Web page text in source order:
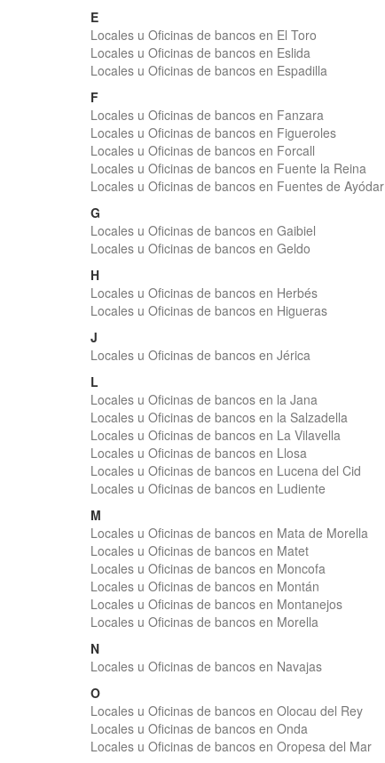
E
Locales u Oficinas de bancos en El Toro
Locales u Oficinas de bancos en Eslida
Locales u Oficinas de bancos en Espadilla
F
Locales u Oficinas de bancos en Fanzara
Locales u Oficinas de bancos en Figueroles
Locales u Oficinas de bancos en Forcall
Locales u Oficinas de bancos en Fuente la Reina
Locales u Oficinas de bancos en Fuentes de Ayódar
G
Locales u Oficinas de bancos en Gaibiel
Locales u Oficinas de bancos en Geldo
H
Locales u Oficinas de bancos en Herbés
Locales u Oficinas de bancos en Higueras
J
Locales u Oficinas de bancos en Jérica
L
Locales u Oficinas de bancos en la Jana
Locales u Oficinas de bancos en la Salzadella
Locales u Oficinas de bancos en La Vilavella
Locales u Oficinas de bancos en Llosa
Locales u Oficinas de bancos en Lucena del Cid
Locales u Oficinas de bancos en Ludiente
M
Locales u Oficinas de bancos en Mata de Morella
Locales u Oficinas de bancos en Matet
Locales u Oficinas de bancos en Moncofa
Locales u Oficinas de bancos en Montán
Locales u Oficinas de bancos en Montanejos
Locales u Oficinas de bancos en Morella
N
Locales u Oficinas de bancos en Navajas
O
Locales u Oficinas de bancos en Olocau del Rey
Locales u Oficinas de bancos en Onda
Locales u Oficinas de bancos en Oropesa del Mar